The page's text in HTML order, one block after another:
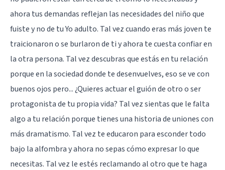
ahora tus demandas reflejan las necesidades del niño que
fuiste y no de tu Yo adulto. Tal vez cuando eras más joven te
traicionaron o se burlaron de ti y ahora te cuesta confiar en
la otra persona. Tal vez descubras que estás en tu relación
porque en la sociedad donde te desenvuelves, eso se ve con
buenos ojos pero... ¿Quieres actuar el guión de otro o ser
protagonista de tu propia vida? Tal vez sientas que le falta
algo a tu relación porque tienes una historia de uniones con
más dramatismo. Tal vez te educaron para esconder todo
bajo la alfombra y ahora no sepas cómo expresar lo que
necesitas. Tal vez le estés reclamando al otro que te haga